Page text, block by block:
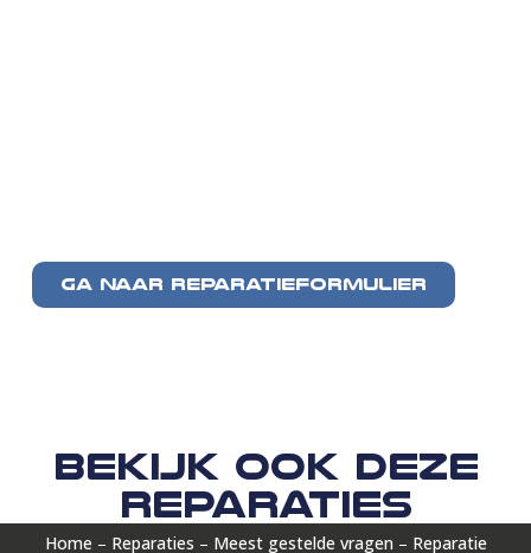
GA NAAR REPARATIEFORMULIER
Bekijk ook deze
reparaties
Home – Reparaties – Meest gestelde vragen – Reparatie